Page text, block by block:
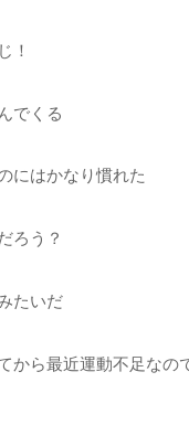
！
でくる
にはかなり慣れた
ろう？
たいだ
から最近運動不足なの